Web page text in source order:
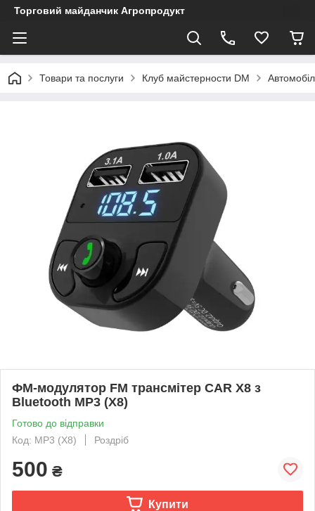
Торговий майданчик Агропродукт
Товари та послуги Клуб майстерности DM
ФМ-модулятор FM трансмітер CAR X8 з
Bluetooth MP3 (X8)
Готово до відправки
Код: MP3 (X8)
Роздріб
500 ₴
Купити